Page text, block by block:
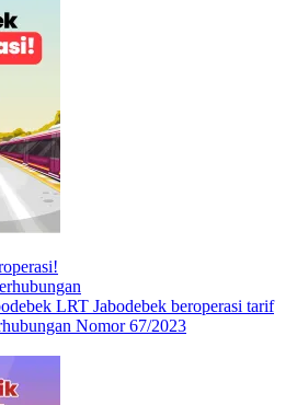
LRT Jabodebek beroperasi tarif
Nomor 67/2023